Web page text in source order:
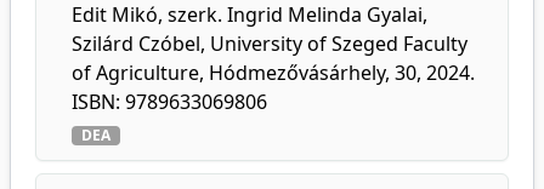
Edit Mikó, szerk. Ingrid Melinda Gyalai,
Szilárd Czóbel, University of Szeged Faculty
of Agriculture, Hódmezővásárhely, 30, 2024.
ISBN: 9789633069806
DEA